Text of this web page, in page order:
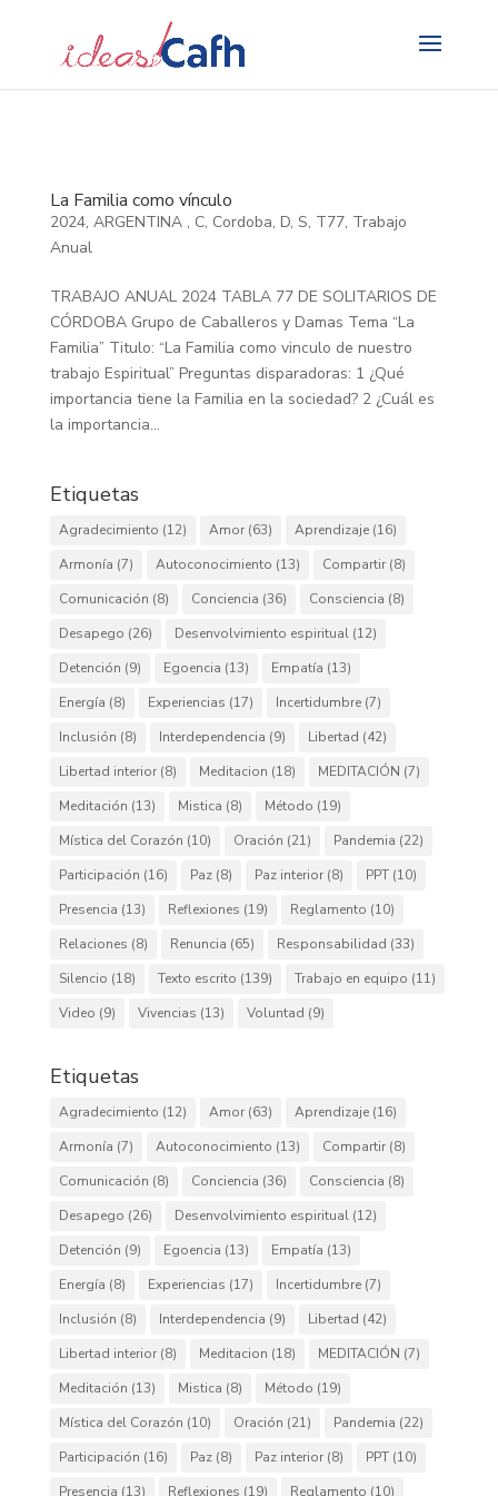
La Familia como vínculo
2024, ARGENTINA , C, Cordoba, D, S, T77, Trabajo
Anual
TRABAJO ANUAL 2024 TABLA 77 DE SOLITARIOS DE
CÓRDOBA Grupo de Caballeros y Damas Tema “La
Familia” Titulo: “La Familia como vinculo de nuestro
trabajo Espiritual” Preguntas disparadoras: 1 ¿Qué
importancia tiene la Familia en la sociedad? 2 ¿Cuál es
la importancia...
Etiquetas
Agradecimiento (12) Amor(63) Aprendizaje(16)
Armonía (7) Autoconocimiento (13) Compartir(8)
Comunicación (8) Conciencia (36) Consciencia (8)
Desapego (26) Desenvolvimiento espiritual(12)
Detención (9) Egoencia (13) Empatía (13)
Energía (8) Experiencias (17) Incertidumbre(7)
Inclusión (8) Interdependencia (9) Libertad (42)
Libertad interior(8) Meditacion (18) MEDITACIÓN (7)
Meditación (13) Mistica (8) Método (19)
Mística del Corazón (10) Oración (21) Pandemia (22)
Participación (16) Paz(8) Paz interior(8) PPT(10)
Presencia (13) Reflexiones (19) Reglamento (10)
Relaciones (8) Renuncia (65) Responsabilidad (33)
Silencio (18) Texto escrito (139) Trabajo en equipo (11)
Video (9) Vivencias (13) Voluntad (9)
Etiquetas
Agradecimiento (12) Amor(63) Aprendizaje(16)
Armonía (7) Autoconocimiento (13) Compartir(8)
Comunicación (8) Conciencia (36) Consciencia (8)
Desapego (26) Desenvolvimiento espiritual(12)
Detención (9) Egoencia (13) Empatía (13)
Energía (8) Experiencias (17) Incertidumbre(7)
Inclusión (8) Interdependencia (9) Libertad (42)
Libertad interior(8) Meditacion (18) MEDITACIÓN (7)
Meditación (13) Mistica (8) Método (19)
Mística del Corazón (10) Oración (21) Pandemia (22)
Participación (16) Paz(8) Paz interior(8) PPT(10)
Presencia (13) Reflexiones (19) Reglamento (10)